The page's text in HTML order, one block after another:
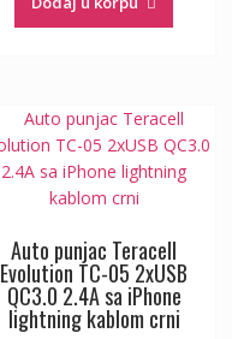
Auto punjac Teracell
Evolution TC-05 2xUSB
QC3.0 2.4A sa iPhone
lightning kablom crni